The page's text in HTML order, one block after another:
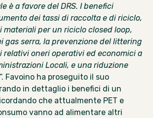
è a favore del DRS. I benefici
dei tassi di raccolta e di riciclo,
materiali per un riciclo closed loop,
gas serra, la prevenzione del littering
relativi oneri operativi ed economici a
Locali, e una riduzione
“. Favoino ha proseguito il suo
in dettaglio i benefici di un
che attualmente PET e
vanno ad alimentare altri